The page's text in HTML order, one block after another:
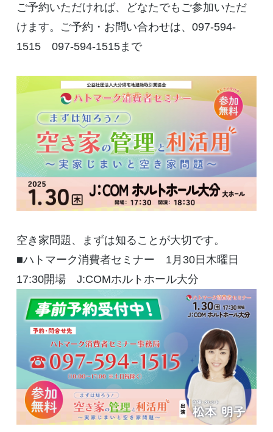
ご予約いただければ、どなたでもご参加いただ
けます。ご予約・お問い合わせは、097-594-
1515 097-594-1515まで
空き家問題、まずは知ることが大切です。
■ハトマーク消費者セミナー 1月30日木曜日
17:30開場 J:COMホルトホール大分